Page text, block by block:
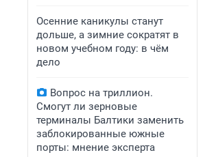
Осенние каникулы станут
дольше, а зимние сократят в
новом учебном году: в чём
дело
Вопрос на триллион.
Смогут ли зерновые
терминалы Балтики заменить
заблокированные южные
порты: мнение эксперта